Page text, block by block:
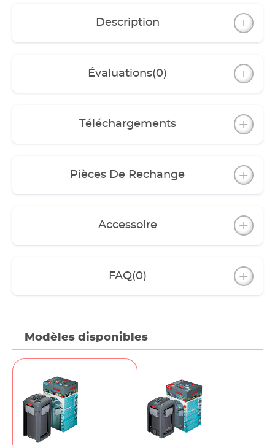
déchets et permet une longévité des masses
filtrantes biologiques, facile à enlever et facile à
nettoyer.
peuvent être rempli indi-viduellement, avec
grille spéciale „Easy Clean“
Complètement équipé avec des masses
Description
Évaluations(0)
Téléchargements
Pièces De Rechange
Accessoire
FAQ(0)
Modèles disponibles